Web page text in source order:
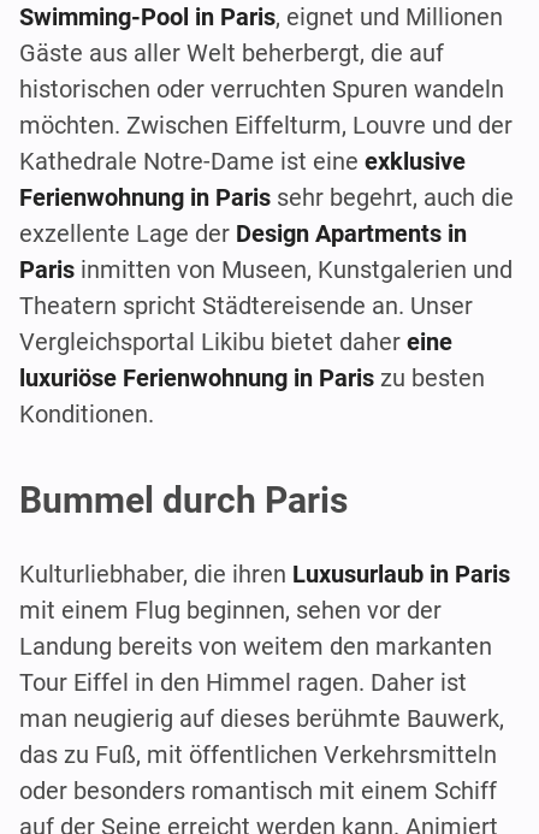
Swimming-Pool in Paris, eignet und Millionen
Gäste aus aller Welt beherbergt, die auf
historischen oder verruchten Spuren wandeln
möchten. Zwischen Eiffelturm, Louvre und der
Kathedrale Notre-Dame ist eine exklusive
Ferienwohnung in Paris sehr begehrt, auch die
exzellente Lage der Design Apartments in
Paris inmitten von Museen, Kunstgalerien und
Theatern spricht Städtereisende an. Unser
Vergleichsportal Likibu bietet daher eine
luxuriöse Ferienwohnung in Paris zu besten
Konditionen.
Bummel durch Paris
Kulturliebhaber, die ihren Luxusurlaub in Paris
mit einem Flug beginnen, sehen vor der
Landung bereits von weitem den markanten
Tour Eiffel in den Himmel ragen. Daher ist
man neugierig auf dieses berühmte Bauwerk,
das zu Fuß, mit öffentlichen Verkehrsmitteln
oder besonders romantisch mit einem Schiff
auf der Seine erreicht werden kann. Animiert